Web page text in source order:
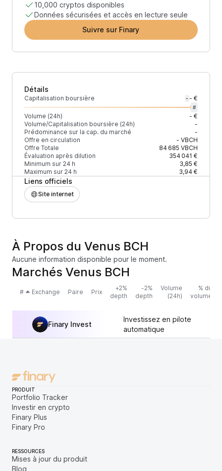
10,000 cryptos disponibles
Données sécurisées et accès en lecture seule
Suivre sur Finary
Détails
Capitalisation boursière - - €
#
Volume (24h)
- €
Volume/Capitalisation boursière (24h)
-
Prédominance sur la cap. du marché
-
Offre en circulation
- VBCH
Offre Totale
84 685 VBCH
Évaluation après dilution
354 041 €
Minimum sur 24 h
3,85 €
Maximum sur 24 h
3,94 €
Liens officiels
Site internet
À Propos du Venus BCH
Aucune information disponible pour le moment.
Marchés Venus BCH
# Exchange Paire Prix
+2%
depth
-2%
depth
Volume
(24h)
% du
volume
Finary Invest
Investissez en pilote
automatique
PRODUIT
Portfolio Tracker
Investir en crypto
Finary Plus
Finary Pro
RESSOURCES
Mises à jour du produit
Blog